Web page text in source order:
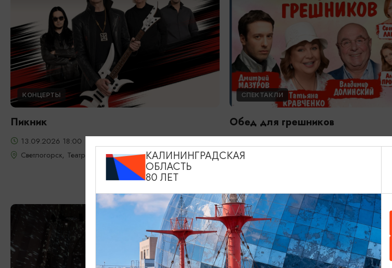
КОНЦЕРТЫ
Пикник
13.09.2026 18:00
Светлогорск, Театр эстрады «Янтарь-холл»
СПЕКТАКЛИ
Обед для грешников
Калининград, Калининградский театр эстрады
ОТ 500₽ ПУШКИНСКАЯ КАРТА
КАЛИНИНГРАДСКАЯ
ОБЛАСТЬ
80 ЛЕТ